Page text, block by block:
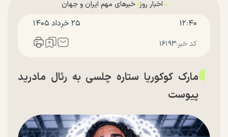
اخبار روز خبرهای مهم ایران و جهان
۱۲:۴۰ ۲۵ خرداد ۱۴۰۵
کد خبر:۱۶۱۹۳
مارک کوکوریا ستاره چلسی به رئال مادرید
پیوست